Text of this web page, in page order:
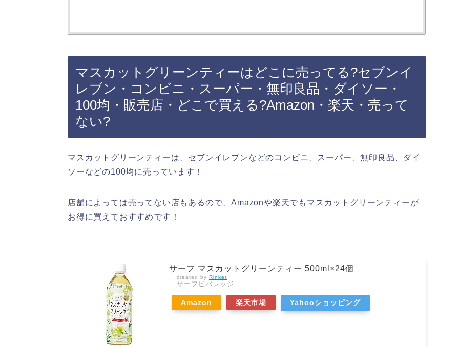
マスカットグリーンティーはどこに売ってる?セブンイ
レブン・コンビニ・スーパー・無印良品・ダイソー・
100均・販売店・どこで買える?Amazon・楽天・売って
ない?
マスカットグリーンティーは、セブンイレブンなどのコンビニ、スーパー、無印良品、ダイ
ソーなどの100均に売っています！
店舗によっては売ってない店もあるので、Amazonや楽天でもマスカットグリーンティーが
お得に買えておすすめです！
サーフ マスカットグリーンティー 500ml×24個
created by Rinker
サーフビバレッジ
Amazon 楽天市場 Yahooショッピング